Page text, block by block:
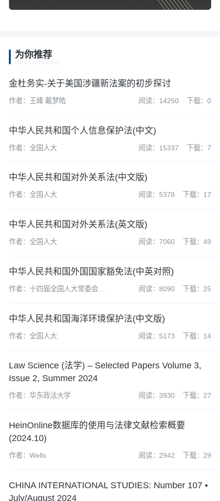
为你推荐
金杜务实-关于美国涉疆新法案的初步探讨
作者：王峰 戴梦皓 阅读：14250 下载：0
中华人民共和国个人信息保护法(中文)
作者：全国人大 阅读：15337 下载：7
中华人民共和国对外关系法(中文版)
作者：全国人大 阅读：5378 下载：17
中华人民共和国对外关系法(英文版)
作者：全国人大 阅读：7060 下载：49
中华人民共和国外国国家豁免法(中英对照)
作者：十四届全国人大常委会第
阅读：8090 下载：25
中华人民共和国海洋环境保护法(中文版)
作者：全国人大 阅读：5173 下载：14
Law Science (法学) – Selected Papers Volume 3,
Issue 2, Summer 2024
作者：华东政法大学 阅读：3930 下载：27
HeinOnline数据库的使用与法律文献检索概要
(2024.10)
作者：Wells 阅读：2942 下载：29
CHINA INTERNATIONAL STUDIES: Number 107 •
July/August 2024